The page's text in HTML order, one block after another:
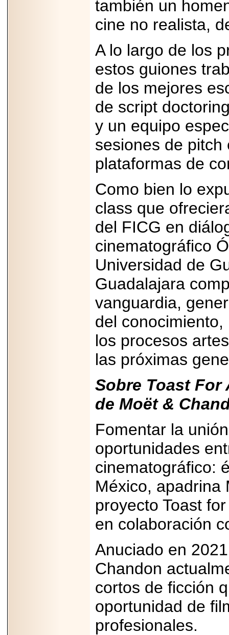
también un
cine no realista,
A lo largo de los
estos guiones
de los mejores
de script
y un equipo
sesiones de
plataformas de
Como bien lo
class que
del FICG en
cinematográfico
Universidad de
Guadalajara
vanguardia,
del
los procesos
las próximas
Sobre Toast For
de Moët &
Fomentar la
oportunidades
cinematográfico:
México, apadrina
proyecto Toast
en colaboración
Anuciado en
Chandon
cortos de ficción
oportunidad de
profesionales.